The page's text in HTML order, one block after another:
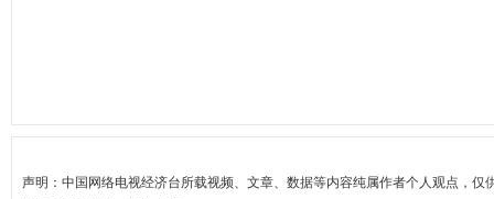
声明：中国网络电视经济台所载视频、文章、数据等内容纯属作者个人观点，仅